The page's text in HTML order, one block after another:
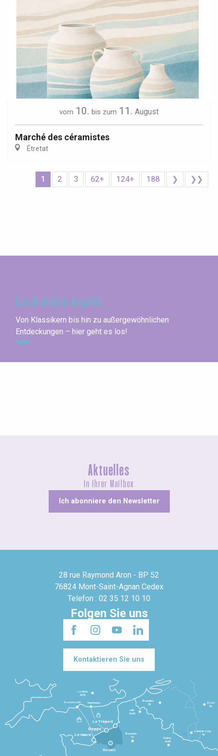
vom 10. bis zum 11. August
Marché des céramistes
Étretat
1 2 3 62+ 124+ 188 ❯ ❯❯
Durch andere Aspekte
Von Klassikern bis hin zu außergewöhnlichen
Entdeckungen – hier geht es los!
Aktuelles
In Ihrer Mailbox
Ich abonniere den Newsletter
28 rue Raymond Aron - BP 52
76824 Mont-Saint-Agnan Cedex
Telefon : 02 35 12 10 10
Folgen Sie uns
Kontaktieren Sie uns
Le Havre
Dieppe
Le Tréport
Beauvais
1h
Reims
2h45
Lille
2h30
Bruxelles
3h
Londres
3h30
Newhaven
Portsmouth
Bonn
5h
Luxembourg
4h
Rouen